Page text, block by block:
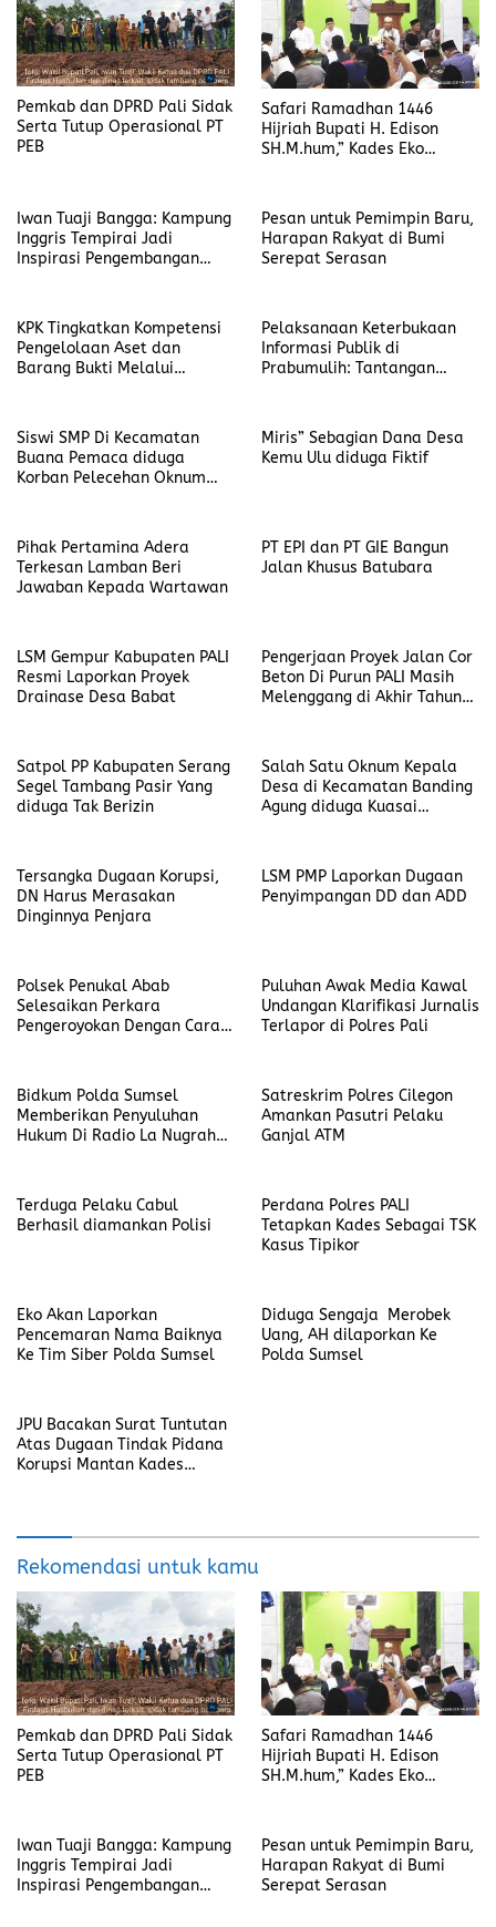
Pemkab dan DPRD Pali Sidak
Serta Tutup Operasional PT
PEB
Safari Ramadhan 1446
Hijriah Bupati H. Edison
SH.M.hum,” Kades Eko
Iwan Tuaji Bangga: Kampung
Inggris Tempirai Jadi
Inspirasi Pengembangan
Pesan untuk Pemimpin Baru,
Harapan Rakyat di Bumi
Serepat Serasan
KPK Tingkatkan Kompetensi
Pengelolaan Aset dan
Barang Bukti Melalui
Pelaksanaan Keterbukaan
Informasi Publik di
Prabumulih: Tantangan
Siswi SMP Di Kecamatan
Buana Pemaca diduga
Korban Pelecehan Oknum
Miris” Sebagian Dana Desa
Kemu Ulu diduga Fiktif
Pihak Pertamina Adera
Terkesan Lamban Beri
Jawaban Kepada Wartawan
PT EPI dan PT GIE Bangun
Jalan Khusus Batubara
LSM Gempur Kabupaten PALI
Resmi Laporkan Proyek
Drainase Desa Babat
Pengerjaan Proyek Jalan Cor
Beton Di Purun PALI Masih
Melenggang di Akhir Tahun
Satpol PP Kabupaten Serang
Segel Tambang Pasir Yang
diduga Tak Berizin
Salah Satu Oknum Kepala
Desa di Kecamatan Banding
Agung diduga Kuasai
Tersangka Dugaan Korupsi,
DN Harus Merasakan
Dinginnya Penjara
LSM PMP Laporkan Dugaan
Penyimpangan DD dan ADD
Polsek Penukal Abab
Selesaikan Perkara
Pengeroyokan Dengan Cara
Puluhan Awak Media Kawal
Undangan Klarifikasi Jurnalis
Terlapor di Polres Pali
Bidkum Polda Sumsel
Memberikan Penyuluhan
Hukum Di Radio La Nugraha
Satreskrim Polres Cilegon
Amankan Pasutri Pelaku
Terduga Pelaku Cabul
Berhasil diamankan Polisi
Perdana Polres PALI
Tetapkan Kades Sebagai TSK
Kasus Tipikor
Eko Akan Laporkan
Pencemaran Nama Baiknya
Ke Tim Siber Polda Sumsel
Diduga Sengaja Merobek
Uang, AH dilaporkan Ke
Polda Sumsel
JPU Bacakan Surat Tuntutan
Atas Dugaan Tindak Pidana
Korupsi Mantan Kades
Rekomendasi untuk kamu
Pemkab dan DPRD Pali Sidak
Serta Tutup Operasional PT
PEB
Safari Ramadhan 1446
Hijriah Bupati H. Edison
SH.M.hum,” Kades Eko
Iwan Tuaji Bangga: Kampung
Inggris Tempirai Jadi
Inspirasi Pengembangan
Pesan untuk Pemimpin Baru,
Harapan Rakyat di Bumi
Serepat Serasan